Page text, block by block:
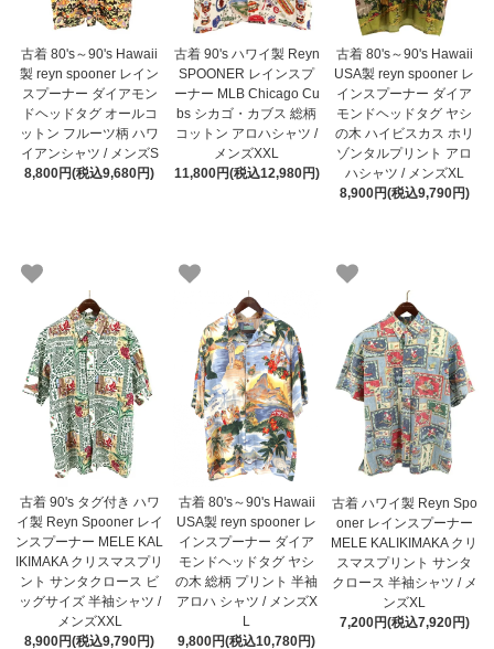
古着 80's～90's Hawaii
製 reyn spooner レイン
スプーナー ダイアモン
ドヘッドタグ オールコ
ットン フルーツ柄 ハワ
イアンシャツ / メンズS
8,800円(税込9,680円)
古着 90's ハワイ製 Reyn
SPOONER レインスプ
ーナー MLB Chicago Cu
bs シカゴ・カブス 総柄
コットン アロハシャツ /
メンズXXL
11,800円(税込12,980円)
古着 80's～90's Hawaii
USA製 reyn spooner レ
インスプーナー ダイア
モンドヘッドタグ ヤシ
の木 ハイビスカス ホリ
ゾンタルプリント アロ
ハシャツ / メンズXL
8,900円(税込9,790円)
古着 90's タグ付き ハワ
イ製 Reyn Spooner レイ
ンスプーナー MELE KAL
IKIMAKA クリスマスプリ
ント サンタクロース ビ
ッグサイズ 半袖シャツ /
メンズXXL
8,900円(税込9,790円)
古着 80's～90's Hawaii
USA製 reyn spooner レ
インスプーナー ダイア
モンドヘッドタグ ヤシ
の木 総柄 プリント 半袖
アロハ シャツ / メンズX
L
9,800円(税込10,780円)
古着 ハワイ製 Reyn Spo
oner レインスプーナー
MELE KALIKIMAKA クリ
スマスプリント サンタ
クロース 半袖シャツ / メ
ンズXL
7,200円(税込7,920円)